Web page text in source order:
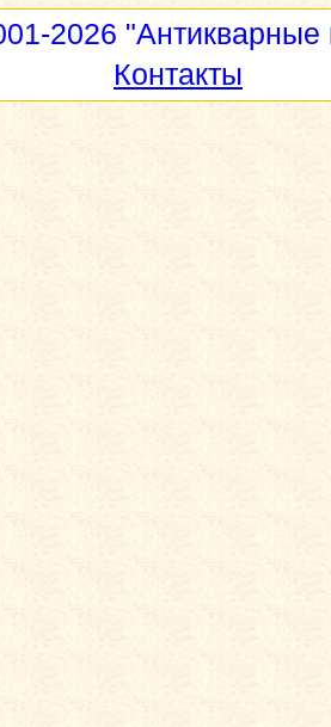
2026 "Антикварные
Контакты